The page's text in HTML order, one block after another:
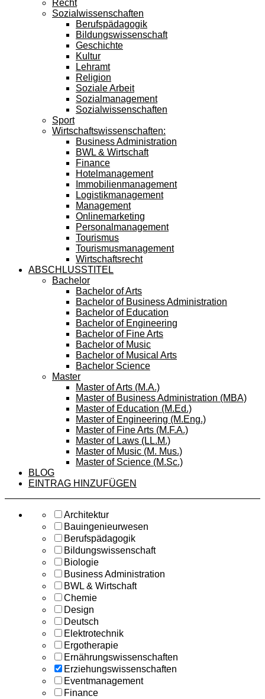
Recht
Sozialwissenschaften
Berufspädagogik
Bildungswissenschaft
Geschichte
Kultur
Lehramt
Religion
Soziale Arbeit
Sozialmanagement
Sozialwissenschaften
Sport
Wirtschaftswissenschaften:
Business Administration
BWL & Wirtschaft
Finance
Hotelmanagement
Immobilienmanagement
Logistikmanagement
Management
Onlinemarketing
Personalmanagement
Tourismus
Tourismusmanagement
Wirtschaftsrecht
ABSCHLUSSTITEL
Bachelor
Bachelor of Arts
Bachelor of Business Administration
Bachelor of Education
Bachelor of Engineering
Bachelor of Fine Arts
Bachelor of Music
Bachelor of Musical Arts
Bachelor Science
Master
Master of Arts (M.A.)
Master of Business Administration (MBA)
Master of Education (M.Ed.)
Master of Engineering (M.Eng.)
Master of Fine Arts (M.F.A.)
Master of Laws (LL.M.)
Master of Music (M. Mus.)
Master of Science (M.Sc.)
BLOG
EINTRAG HINZUFÜGEN
Architektur
Bauingenieurwesen
Berufspädagogik
Bildungswissenschaft
Biologie
Business Administration
BWL & Wirtschaft
Chemie
Design
Deutsch
Elektrotechnik
Ergotherapie
Ernährungswissenschaften
Erziehungswissenschaften
Eventmanagement
Finance